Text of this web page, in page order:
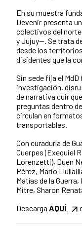
En su muestra
Devenir presenta
colectivos del
y Jujuy—. Se trata
desde los
disidentes que la
Sin sede fija el
investigación,
de narrativa cuir
preguntas dentro
circulan en
transportables.
Con curaduría de
Cuerpes (Exequiel
Lorenzetti), Duen
Pérez, Mario
Matías de la
Mitre, Sharon
Descarga AQUÍ